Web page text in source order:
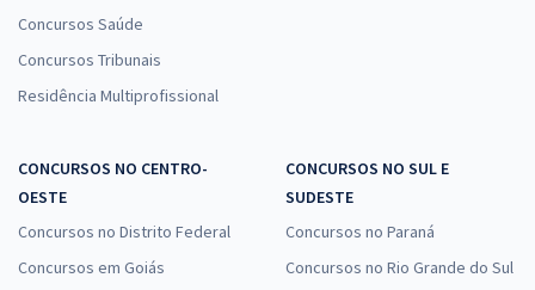
Concursos Saúde
Concursos Tribunais
Residência Multiprofissional
CONCURSOS NO CENTRO-
OESTE
Concursos no Distrito Federal
Concursos em Goiás
CONCURSOS NO SUL E
SUDESTE
Concursos no Paraná
Concursos no Rio Grande do Sul